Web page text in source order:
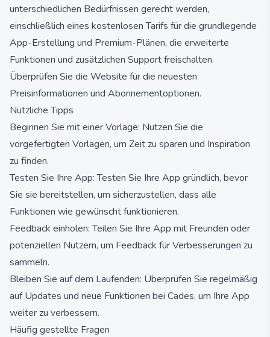
unterschiedlichen Bedürfnissen gerecht werden,
einschließlich eines kostenlosen Tarifs für die grundlegende
App-Erstellung und Premium-Plänen, die erweiterte
Funktionen und zusätzlichen Support freischalten.
Überprüfen Sie die Website für die neuesten
Preisinformationen und Abonnementoptionen.
Nützliche Tipps
Beginnen Sie mit einer Vorlage: Nutzen Sie die
vorgefertigten Vorlagen, um Zeit zu sparen und Inspiration
zu finden.
Testen Sie Ihre App: Testen Sie Ihre App gründlich, bevor
Sie sie bereitstellen, um sicherzustellen, dass alle
Funktionen wie gewünscht funktionieren.
Feedback einholen: Teilen Sie Ihre App mit Freunden oder
potenziellen Nutzern, um Feedback für Verbesserungen zu
sammeln.
Bleiben Sie auf dem Laufenden: Überprüfen Sie regelmäßig
auf Updates und neue Funktionen bei Cades, um Ihre App
weiter zu verbessern.
Häufig gestellte Fragen